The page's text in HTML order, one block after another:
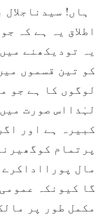
ہاں!
اطلاق يہ ہے کہ
يہ توديکھنے
کو تين قسموں
لوگوں کا ہے جو
لہٰذااس صورت
کبيرہ ہے اور
پرتمام
مال
گا کيونکہ
مکمل طور پر